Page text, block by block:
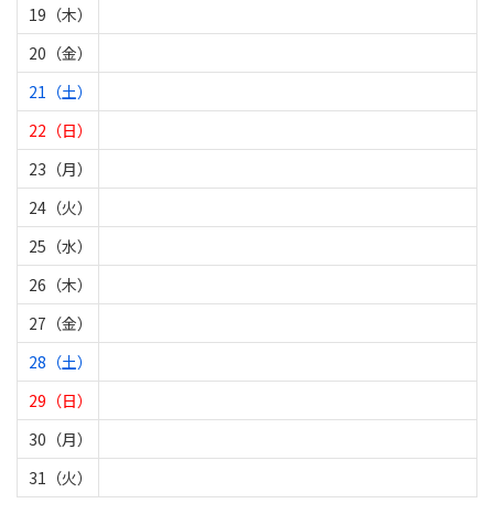
19（木）
20（金）
21（土）
22（日）
23（月）
24（火）
25（水）
26（木）
27（金）
28（土）
29（日）
30（月）
31（火）